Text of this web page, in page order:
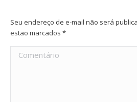
Seu endereço de e-mail não será
estão marcados *
Comentário